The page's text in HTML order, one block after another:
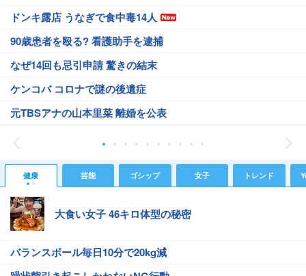
ドンキ露店 うなぎで食中毒14人
90歳患者を殴る? 看護助手を逮捕
なぜ14回も忌引申請 驚きの結末
ケンコバ コロナで謎の後遺症
元TBSアナの山本里菜 離婚を公表
健康 芸能 ゴシップ 女子 トレンド
大食い女子 46キロ体型の秘密
バランスボール毎日10分で20kg減